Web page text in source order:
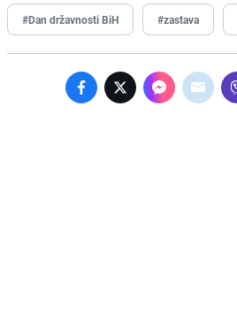
#Dan državnosti BiH #zastava